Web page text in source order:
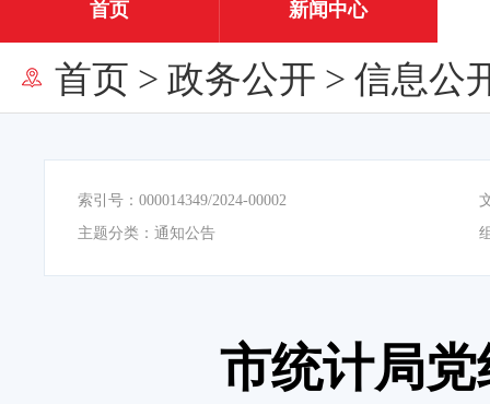
首页 新闻中心
首页 > 政务公开 > 信息公
索引号： 000014349/2024-00002
主题分类： 通知公告
市统计局